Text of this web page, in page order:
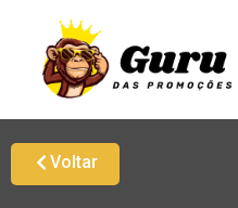
Voltar